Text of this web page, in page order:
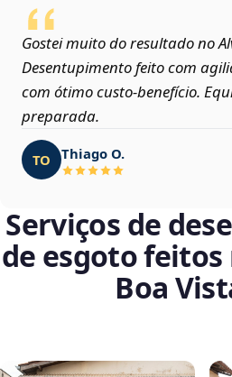
Gostei muito do resultado no
Desentupimento feito com
com ótimo custo-benefício.
preparada.
TO Thiago O.
Serviços de
de esgoto feitos
Boa